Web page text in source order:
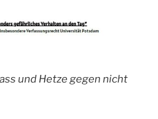
und Hetze gegen nicht